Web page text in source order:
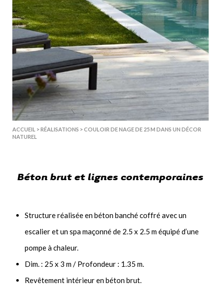
ACCUEIL >RÉALISATIONS >COULOIR DE NAGE DE 25 M DANS UN DÉCOR
NATUREL
Béton brut et lignes contemporaines
Structure réalisée en béton banché coffré avec un
escalier et un spa maçonné de 2.5 x 2.5 m équipé d’une
pompe à chaleur.
Dim. : 25 x 3 m / Profondeur : 1.35 m.
Revêtement intérieur en béton brut.